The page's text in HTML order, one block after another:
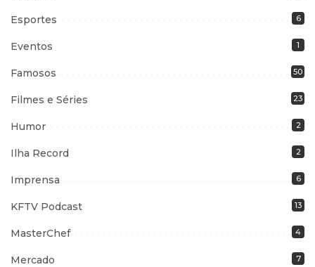
Esportes 6
Eventos 1
Famosos 50
Filmes e Séries 23
Humor 2
Ilha Record 2
Imprensa 6
KFTV Podcast 13
MasterChef 4
Mercado 7